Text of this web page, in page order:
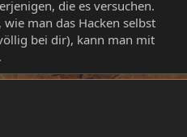
die es versuchen.
man das Hacken selbst
bei dir), kann man mit